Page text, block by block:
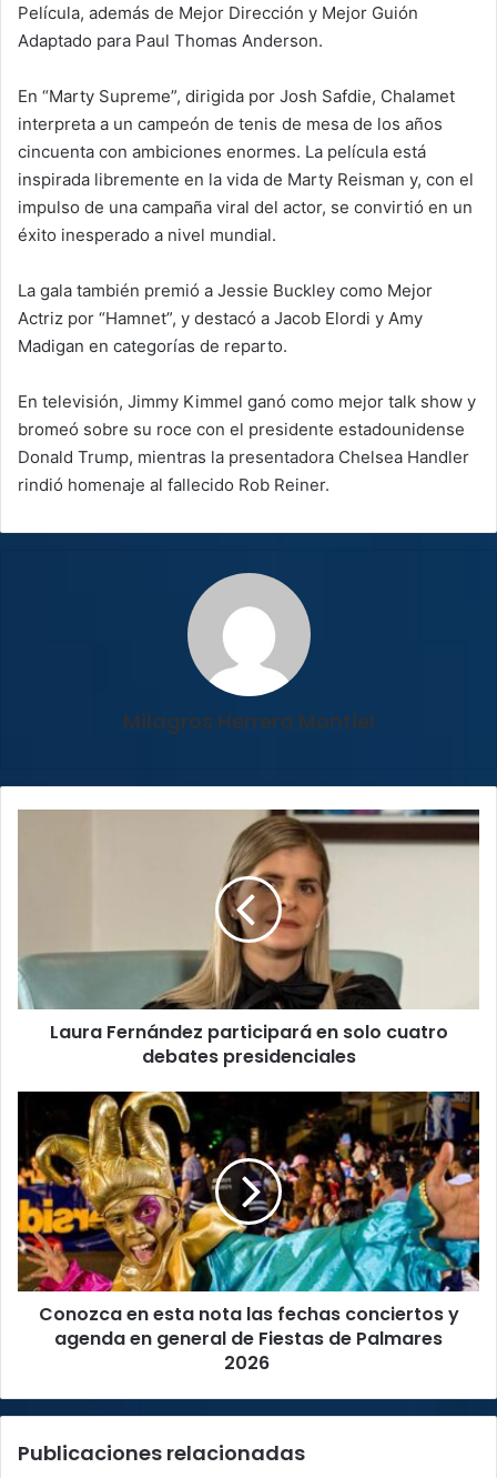
Película, además de Mejor Dirección y Mejor Guión
Adaptado para Paul Thomas Anderson.
En “Marty Supreme”, dirigida por Josh Safdie, Chalamet
interpreta a un campeón de tenis de mesa de los años
cincuenta con ambiciones enormes. La película está
inspirada libremente en la vida de Marty Reisman y, con el
impulso de una campaña viral del actor, se convirtió en un
éxito inesperado a nivel mundial.
La gala también premió a Jessie Buckley como Mejor
Actriz por “Hamnet”, y destacó a Jacob Elordi y Amy
Madigan en categorías de reparto.
En televisión, Jimmy Kimmel ganó como mejor talk show y
bromeó sobre su roce con el presidente estadounidense
Donald Trump, mientras la presentadora Chelsea Handler
rindió homenaje al fallecido Rob Reiner.
Milagros Herrera Montiel
debates
presidenciales
Laura Fernández participará en solo cuatro
debates presidenciales
esta
nota
las
fechas
conciertos
y
agenda
general
de
2026
Conozca en esta nota las fechas conciertos y
agenda en general de Fiestas de Palmares
2026
Publicaciones relacionadas